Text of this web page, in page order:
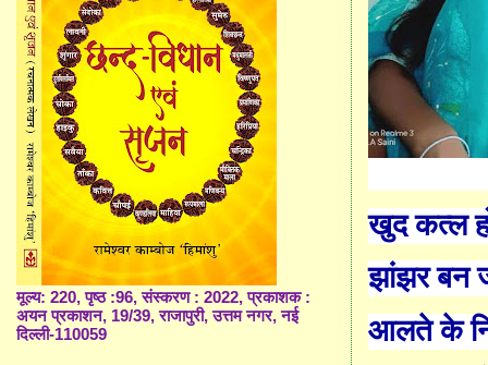
खुद कत्ल
झांझर बन
आलते के
मूल्य: 220, पृष्ठ :96, संस्करण : 2022, प्रकाशक :
अयन प्रकाशन, 19/39, राजापुरी, उत्तम नगर, नई
दिल्ली-110059